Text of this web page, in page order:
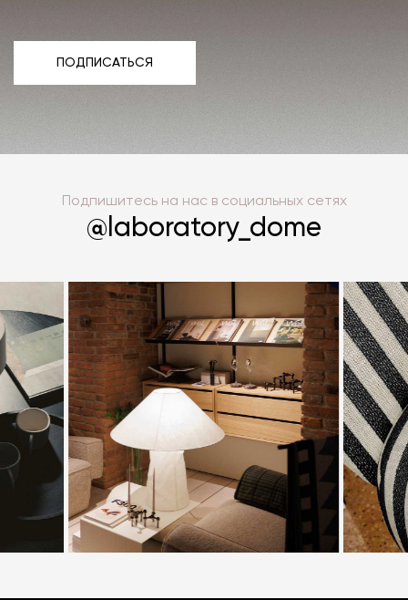
ПОДПИСАТЬСЯ
Подпишитесь на нас в социальных сетях
@laboratory_dome